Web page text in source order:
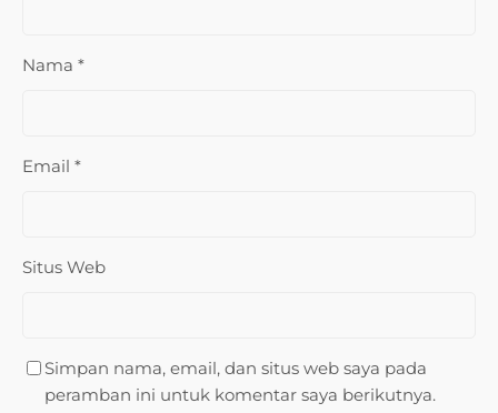
Nama *
Email *
Situs Web
Simpan nama, email, dan situs web saya pada
peramban ini untuk komentar saya berikutnya.